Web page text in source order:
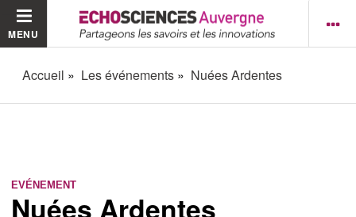
MENU
Accueil Les événements Nuées Ardentes
EVÉNEMENT
Nuées Ardentes